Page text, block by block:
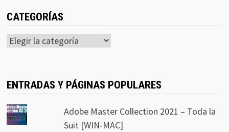
CATEGORÍAS
Categorías
ENTRADAS Y PÁGINAS POPULARES
Adobe Master Collection 2021 – Toda la
Suit [WIN-MAC]